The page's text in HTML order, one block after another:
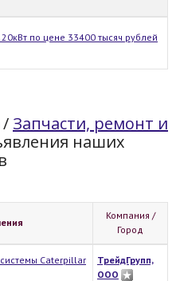
по цене 33400 тысяч рублей
/ Запчасти, ремонт и
наших
Компания /
Город
Caterpillar
ТрейдГрупп,
ООО